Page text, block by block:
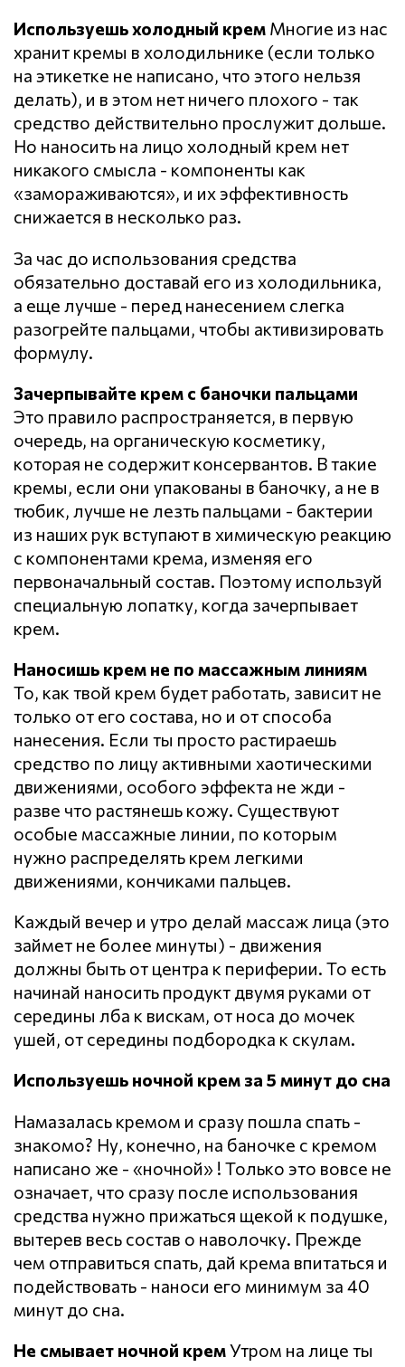
Используешь холодный крем Многие из нас
хранит кремы в холодильнике (если только
на этикетке не написано, что этого нельзя
делать), и в этом нет ничего плохого - так
средство действительно прослужит дольше.
Но наносить на лицо холодный крем нет
никакого смысла - компоненты как
«замораживаются», и их эффективность
снижается в несколько раз.
За час до использования средства
обязательно доставай его из холодильника,
а еще лучше - перед нанесением слегка
разогрейте пальцами, чтобы активизировать
формулу.
Зачерпывайте крем с баночки пальцами
Это правило распространяется, в первую
очередь, на органическую косметику,
которая не содержит консервантов. В такие
кремы, если они упакованы в баночку, а не в
тюбик, лучше не лезть пальцами - бактерии
из наших рук вступают в химическую реакцию
с компонентами крема, изменяя его
первоначальный состав. Поэтому используй
специальную лопатку, когда зачерпывает
крем.
Наносишь крем не по массажным линиям
То, как твой крем будет работать, зависит не
только от его состава, но и от способа
нанесения. Если ты просто растираешь
средство по лицу активными хаотическими
движениями, особого эффекта не жди -
разве что растянешь кожу. Существуют
особые массажные линии, по которым
нужно распределять крем легкими
движениями, кончиками пальцев.
Каждый вечер и утро делай массаж лица (это
займет не более минуты) - движения
должны быть от центра к периферии. То есть
начинай наносить продукт двумя руками от
середины лба к вискам, от носа до мочек
ушей, от середины подбородка к скулам.
Используешь ночной крем за 5 минут до сна
Намазалась кремом и сразу пошла спать -
знакомо? Ну, конечно, на баночке с кремом
написано же - «ночной» ! Только это вовсе не
означает, что сразу после использования
средства нужно прижаться щекой к подушке,
вытерев весь состав о наволочку. Прежде
чем отправиться спать, дай крема впитаться и
подействовать - наноси его минимум за 40
минут до сна.
Не смывает ночной кремУтром на лице ты